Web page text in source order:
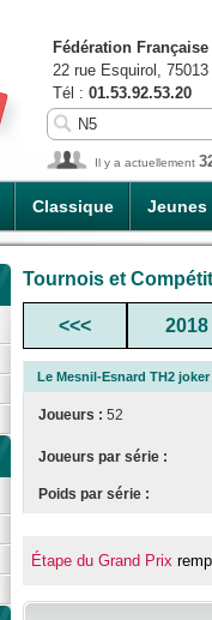
Classique Jeunes
Fédération
22 rue Esquirol,
Tél : 01.53.92.53.20
Il y a actuellement
Tournois et
<<< 2018
Le Mesnil-Esnard TH2 joker
Joueurs : 52
Joueurs par série :
Poids par série :
Étape du Grand Prix